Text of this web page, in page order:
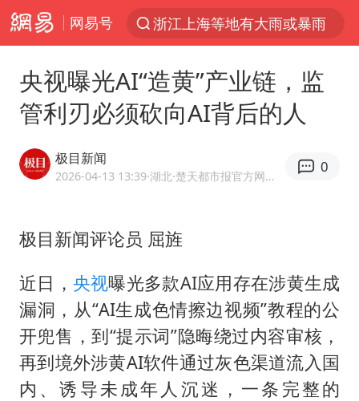
网易号
浙江上海等地有大雨或暴雨
西湖突现狂风暴雨 游客瞬间被浇透
白海豚将正面袭击贯穿浙江
直击东北超：哈尔滨vs通辽
香港宏福苑火灾或由烟头引起
酒店回应车内过夜被收150元
36岁男演员成景区NPC后人气爆棚
几元成本的AI广告导致千万市值蒸发
央视曝光AI“造黄”产业链，监
管利刃必须砍向AI背后的人
极目新闻
2026-04-13 13:39·湖北 ·楚天都市报官方网易号
0
极目新闻评论员 屈旌
近日， 央视曝光多款AI应用存在涉黄生成
漏洞，从“AI生成色情擦边视频”教程的公
开兜售，到“提示词”隐晦绕过内容审核，
再到境外涉黄AI软件通过灰色渠道流入国
内、诱导未成年人沉迷，一条完整的